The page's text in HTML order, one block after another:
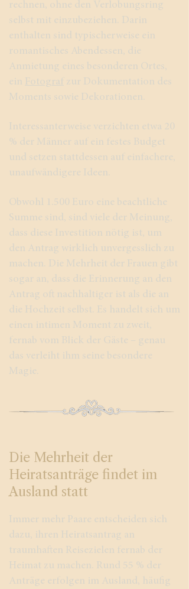
rechnen, ohne den Verlobungsring
selbst mit einzubeziehen. Darin
enthalten sind typischerweise ein
romantisches Abendessen, die
Anmietung eines besonderen Ortes,
ein Fotograf zur Dokumentation des
Moments sowie Dekorationen.
Interessanterweise verzichten etwa 20
% der Männer auf ein festes Budget
und setzen stattdessen auf einfachere,
unaufwändigere Ideen.
Obwohl 1.500 Euro eine beachtliche
Summe sind, sind viele der Meinung,
dass diese Investition nötig ist, um
den Antrag wirklich unvergesslich zu
machen. Die Mehrheit der Frauen gibt
sogar an, dass die Erinnerung an den
Antrag oft nachhaltiger ist als die an
die Hochzeit selbst. Es handelt sich um
einen intimen Moment zu zweit,
fernab vom Blick der Gäste – genau
das verleiht ihm seine besondere
Magie.
Die Mehrheit der
Heiratsanträge findet im
Ausland statt
Immer mehr Paare entscheiden sich
dazu, ihren Heiratsantrag an
traumhaften Reisezielen fernab der
Heimat zu machen. Rund 55 % der
Anträge erfolgen im Ausland, häufig